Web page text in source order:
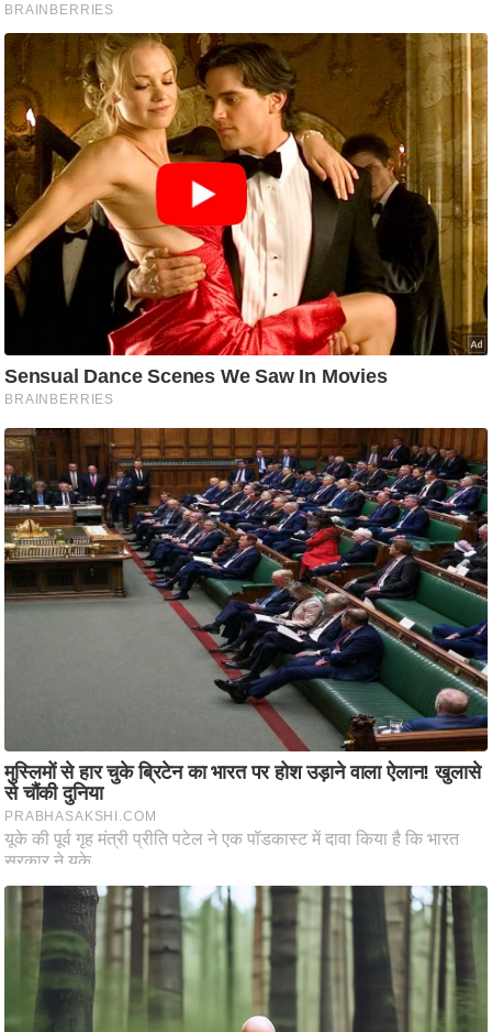
म
.
आ
र
.
आ
ई
.
चा
य
प
मी
ध
र्म
ज्यो
ति
प्र
हि
/
ध
र्म
स्थ
ल
व्र
त्यो
हा